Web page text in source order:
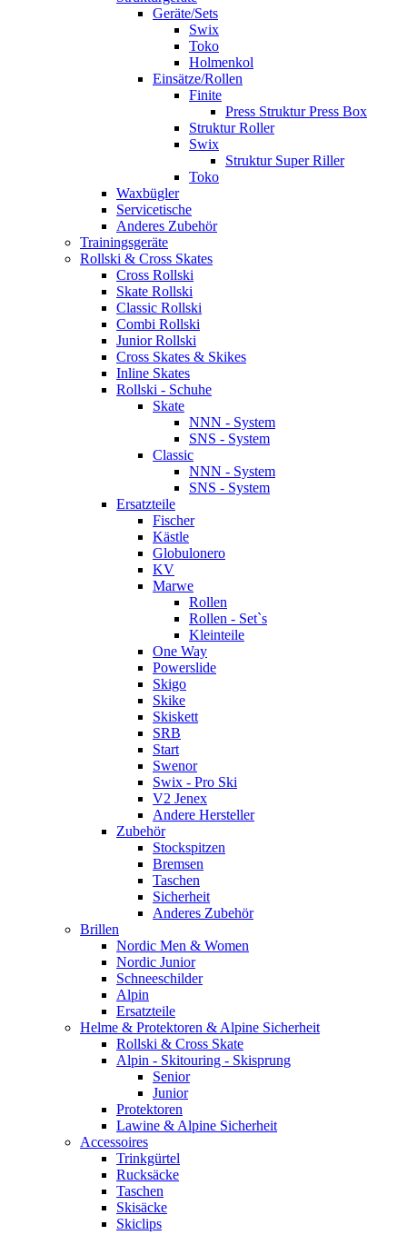
Geräte/Sets
Swix
Toko
Holmenkol
Einsätze/Rollen
Finite
Press Struktur Press Box
Struktur Roller
Swix
Struktur Super Riller
Toko
Waxbügler
Servicetische
Anderes Zubehör
Trainingsgeräte
Rollski & Cross Skates
Cross Rollski
Skate Rollski
Classic Rollski
Combi Rollski
Junior Rollski
Cross Skates & Skikes
Inline Skates
Rollski - Schuhe
Skate
NNN - System
SNS - System
Classic
NNN - System
SNS - System
Ersatzteile
Fischer
Kästle
Globulonero
KV
Marwe
Rollen
Rollen - Set`s
Kleinteile
One Way
Powerslide
Skigo
Skike
Skiskett
SRB
Start
Swenor
Swix - Pro Ski
V2 Jenex
Andere Hersteller
Zubehör
Stockspitzen
Bremsen
Taschen
Sicherheit
Anderes Zubehör
Brillen
Nordic Men & Women
Nordic Junior
Schneeschilder
Alpin
Ersatzteile
Helme & Protektoren & Alpine Sicherheit
Rollski & Cross Skate
Alpin - Skitouring - Skisprung
Senior
Junior
Protektoren
Lawine & Alpine Sicherheit
Accessoires
Trinkgürtel
Rucksäcke
Taschen
Skisäcke
Skiclips